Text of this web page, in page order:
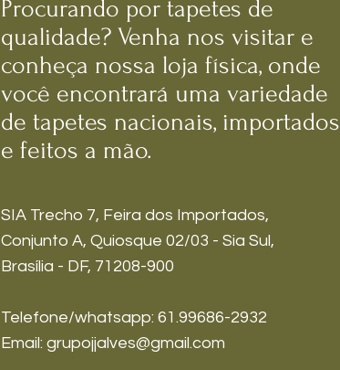
Procurando por tapetes de
qualidade? Venha nos visitar e
conheça nossa loja física, onde
você encontrará uma variedade
de tapetes nacionais, importados
e feitos a mão.
SIA Trecho 7, Feira dos Importados,
Conjunto A, Quiosque 02/03 - Sia Sul,
Brasília - DF, 71208-900
Telefone/whatsapp: 61.99686-2932
Email: grupojjalves@gmail.com